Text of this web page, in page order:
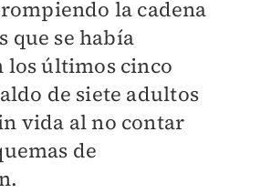
rompiendo la cadena
que se había
los últimos cinco
de siete adultos
vida al no contar
de